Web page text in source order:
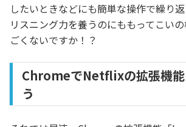
したいときなどにも簡単な操作で繰り
リスニング力を養うのにももってこい
ごくないですか！？
ChromeでNetflixの拡張機能
う